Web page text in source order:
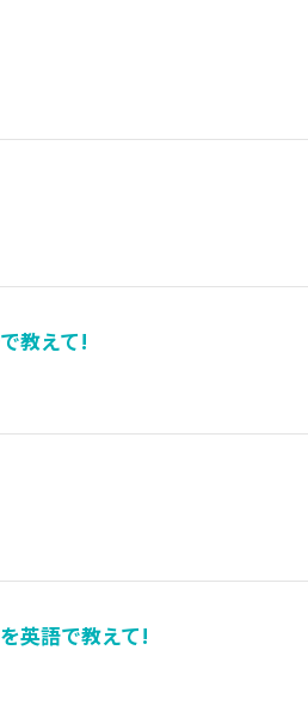
教えて!
英語で教えて!